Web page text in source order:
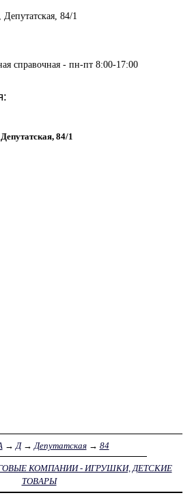
Депутатская, 84/1
справочная - пн-пт 8:00-17:00
84/1
→ Д→ Депутатская→ 84
КОМПАНИИ - ИГРУШКИ, ДЕТСКИЕ
ТОВАРЫ